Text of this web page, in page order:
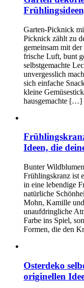
Garten-Picknick
Picknick zählt zu
gemeinsam mit
frische Luft, bunt
selbstgemachte
unvergesslich
sich einfache
kleine
hausgemachte […]
Ideen, die
Bunter
Frühlingskranz ist
in eine lebendige
natürliche
Mohn, Kamille
unaufdringliche
Farbe ins Spiel,
Formen, die den
Osterdeko
originellen